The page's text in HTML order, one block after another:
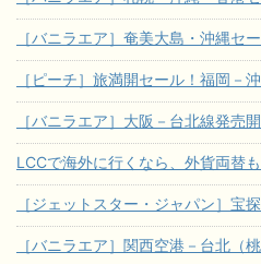
［バニラエア］奄美大島・沖縄セ
［ピーチ］旅満開セール！福岡
［バニラエア］大阪－台北線発売
LCCで海外に行くなら、外貨両替
［ジェットスター・ジャパン］宝
［バニラエア］関西空港－台北（